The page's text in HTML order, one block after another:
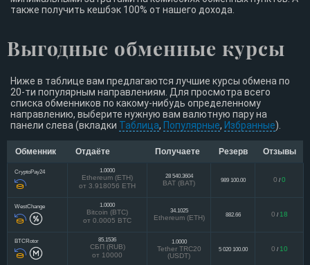
также получить кешбэк 100% от нашего дохода.
Выгодные обменные курсы
Ниже в таблице вам предлагаются лучшие курсы обмена по
20-ти популярным направлениям. Для просмотра всего
списка обменников по какому-нибудь определенному
направлению, выберите нужную вам валютную пару на
панели слева (вкладки Таблица, Популярные, Избранные).
Обменник Отдаёте Получаете Резерв Отзывы
CryptoPay24 1.0000
Ethereum (ETH)
от 3.918056 ETH
28 540.3604
BAT (BAT) 989 100.00 0 / 0
WestChange 1.0000
Bitcoin (BTC)
от 0.0005 BTC
34.1025
Ethereum (ETH) 882.66 0 / 18
BTCRotor 85.1536
СБП (RUB)
от 10000
1.0000
Tether TRC20
(USDT)
5 020 100.00 0 / 10